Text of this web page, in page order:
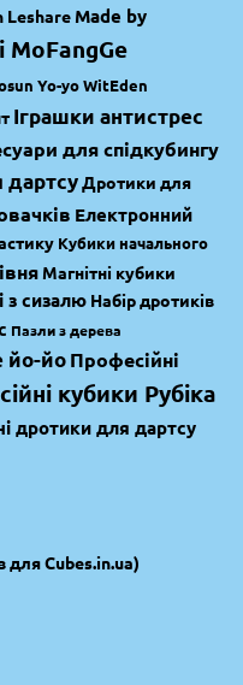
Leshare Made by
MoFangGe
Yo-yoWitEden
Іграшки антистрес
для спідкубингу
Дротики для
Електронний
Кубики начального
Магнітні кубики
з сизалю Набір дротиків
Пазли з дерева
йо-йоПрофесійні
кубики Рубіка
дротики для дартсу
для Cubes.in.ua)